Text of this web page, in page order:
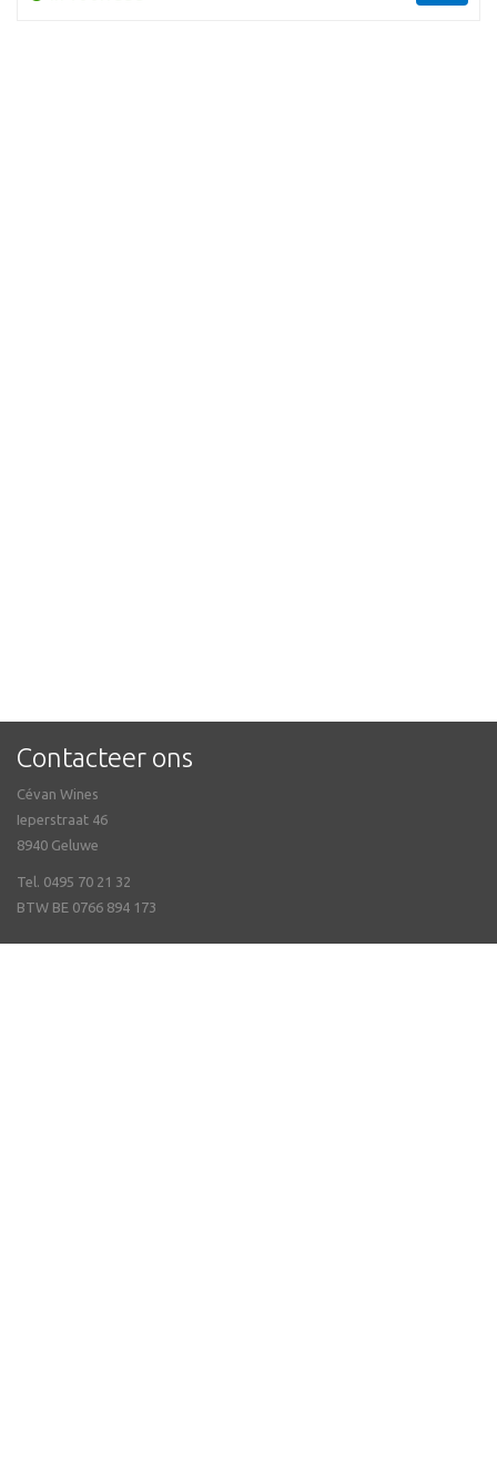
Contacteer ons
Cévan Wines
Ieperstraat 46
8940 Geluwe
Tel. 0495 70 21 32
BTW BE 0766 894 173